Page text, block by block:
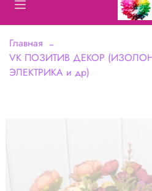
Главная
VK ПОЗИТИВ ДЕКОР
ЭЛЕКТРИКА и др)